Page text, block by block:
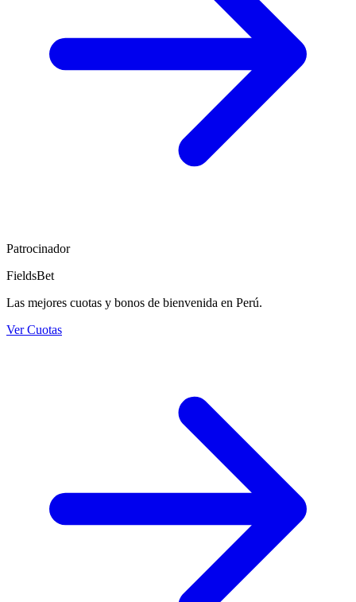
Patrocinador
FieldsBet
Las mejores cuotas y bonos de bienvenida en Perú.
Ver Cuotas